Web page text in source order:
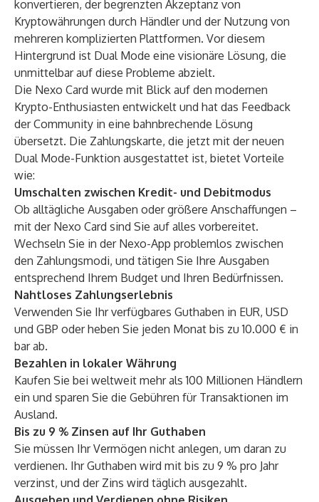
konvertieren, der begrenzten Akzeptanz von
Kryptowährungen durch Händler und der Nutzung von
mehreren komplizierten Plattformen. Vor diesem
Hintergrund ist Dual Mode eine visionäre Lösung, die
unmittelbar auf diese Probleme abzielt.
Die Nexo Card wurde mit Blick auf den modernen
Krypto-Enthusiasten entwickelt und hat das Feedback
der Community in eine bahnbrechende Lösung
übersetzt. Die Zahlungskarte, die jetzt mit der neuen
Dual Mode-Funktion ausgestattet ist, bietet Vorteile
wie:
Umschalten zwischen Kredit- und Debitmodus
Ob alltägliche Ausgaben oder größere Anschaffungen –
mit der Nexo Card sind Sie auf alles vorbereitet.
Wechseln Sie in der Nexo-App problemlos zwischen
den Zahlungsmodi, und tätigen Sie Ihre Ausgaben
entsprechend Ihrem Budget und Ihren Bedürfnissen.
Nahtloses Zahlungserlebnis
Verwenden Sie Ihr verfügbares Guthaben in EUR, USD
und GBP oder heben Sie jeden Monat bis zu 10.000 € in
bar ab.
Bezahlen in lokaler Währung
Kaufen Sie bei weltweit mehr als 100 Millionen Händlern
ein und sparen Sie die Gebühren für Transaktionen im
Ausland.
Bis zu 9 % Zinsen auf Ihr Guthaben
Sie müssen Ihr Vermögen nicht anlegen, um daran zu
verdienen. Ihr Guthaben wird mit bis zu 9 % pro Jahr
verzinst, und der Zins wird täglich ausgezahlt.